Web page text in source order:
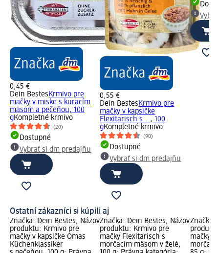
0,45 €
Dein BestesKrmivo pre
mačky v miske s kuracím
mäsom a pečeňou, 100
gKompletné krmivo
(20)
Dostupné
Vybrať si dm predajňu
0,55 €
Dein BestesKrmivo pre
mačky v kapsičke
Flexitarisch s..., 100
gKompletné krmivo
(90)
Dostupné
Vybrať si dm predajňu
Ostatní zákazníci si kúpili aj
Značka: Dein Bestes; Názov
produktu: Krmivo pre
mačky v kapsičke Omas
Küchenklassiker
Značka: Dein Bestes; Názov
produktu: Krmivo pre
mačky Flexitarisch s
morčacím mäsom v želé,
Značka:
mačky v